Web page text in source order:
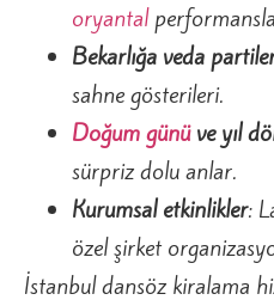
oryantal
Bekarlığa veda
sahne gösterileri.
Doğum günüve yıl
sürpriz dolu anlar.
Kurumsal etkinlikler:
özel şirket
İstanbul dansöz kiralama